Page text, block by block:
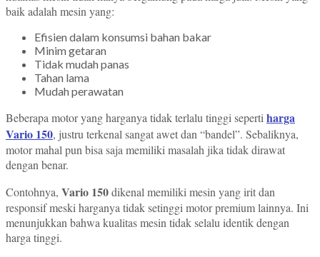
baik adalah mesin yang:
Efisien dalam konsumsi bahan bakar
Minim getaran
Tidak mudah panas
Tahan lama
Mudah perawatan
Beberapa motor yang harganya tidak terlalu tinggi seperti harga
Vario 150, justru terkenal sangat awet dan “bandel”. Sebaliknya,
motor mahal pun bisa saja memiliki masalah jika tidak dirawat
dengan benar.
Contohnya, Vario 150dikenal memiliki mesin yang irit dan
responsif meski harganya tidak setinggi motor premium lainnya. Ini
menunjukkan bahwa kualitas mesin tidak selalu identik dengan
harga tinggi.